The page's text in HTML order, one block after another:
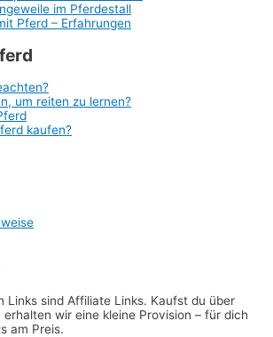
im Pferdestall
Pferd – Erfahrungen
um reiten zu lernen?
kaufen?
Links sind Affiliate Links. Kaufst du über
erhalten wir eine kleine Provision – für dich
am Preis.